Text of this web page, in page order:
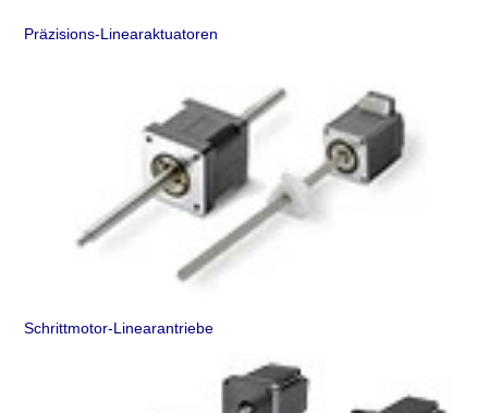
Präzisions-Linearaktuatoren
Schrittmotor-Linearantriebe